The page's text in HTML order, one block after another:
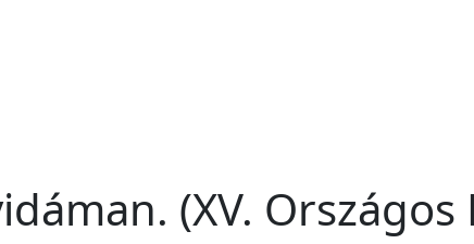
(XV.